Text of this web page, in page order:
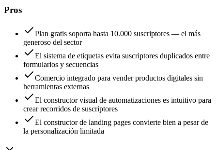
Pros
Plan gratis soporta hasta 10.000 suscriptores — el más
generoso del sector
El sistema de etiquetas evita suscriptores duplicados entre
formularios y secuencias
Comercio integrado para vender productos digitales sin
herramientas externas
El constructor visual de automatizaciones es intuitivo para
crear recorridos de suscriptores
El constructor de landing pages convierte bien a pesar de
la personalización limitada